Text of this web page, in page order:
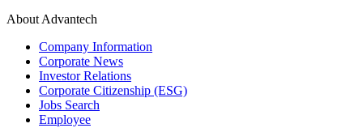
About Advantech
Company Information
Corporate News
Investor Relations
Corporate Citizenship (ESG)
Jobs Search
Employee